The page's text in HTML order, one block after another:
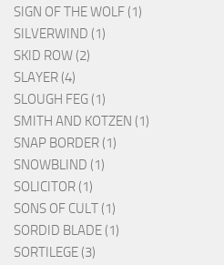
SIGN OF THE WOLF (1)
SILVERWIND (1)
SKID ROW (2)
SLAYER (4)
SLOUGH FEG (1)
SMITH AND KOTZEN (1)
SNAP BORDER (1)
SNOWBLIND (1)
SOLICITOR (1)
SONS OF CULT (1)
SORDID BLADE (1)
SORTILEGE (3)